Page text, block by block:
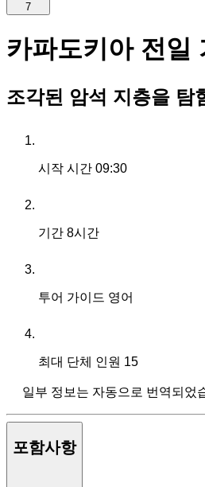
7
카파도키아 전일
조각된 암석 지층을 탐
시작 시간 09:30
기간 8시간
투어 가이드 영어
최대 단체 인원 15
일부 정보는 자동으로 번역되었
포함사항